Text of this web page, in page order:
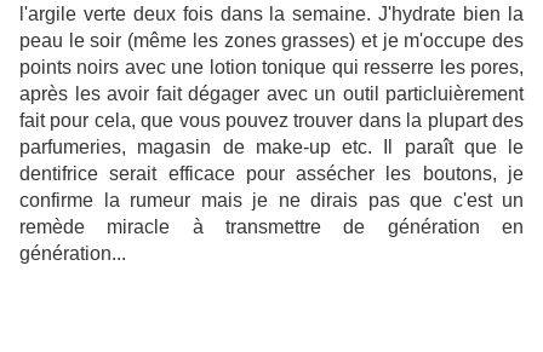
l'argile verte deux fois dans la semaine. J'hydrate bien la
peau le soir (même les zones grasses) et je m'occupe des
points noirs avec une lotion tonique qui resserre les pores,
après les avoir fait dégager avec un outil particluièrement
fait pour cela, que vous pouvez trouver dans la plupart des
parfumeries, magasin de make-up etc. Il paraît que le
dentifrice serait efficace pour assécher les boutons, je
confirme la rumeur mais je ne dirais pas que c'est un
remède miracle à transmettre de génération en
génération...